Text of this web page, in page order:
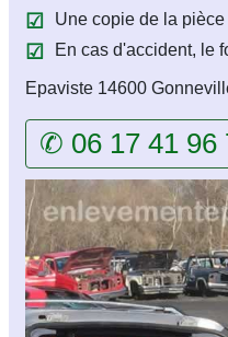
Une copie de la
En cas d'accident, le
Epaviste 14600
✆ 06 17 41 96